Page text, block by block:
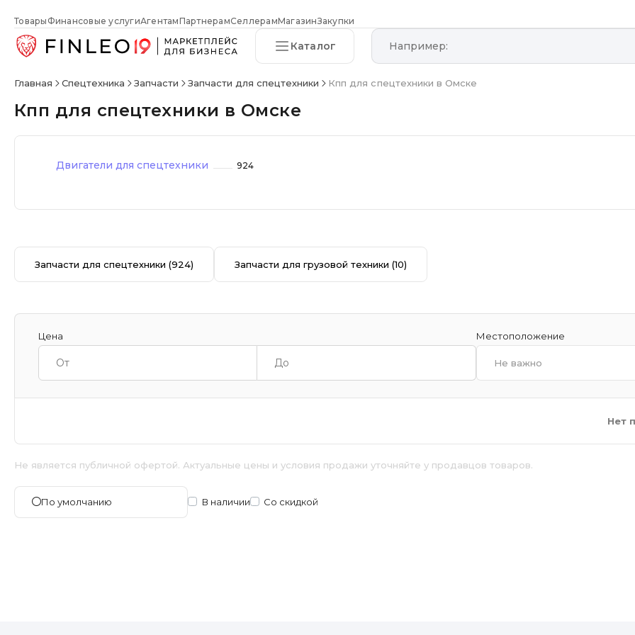
Товары Финансовые услугиАгентамПартнерамСеллерамМагазинЗакупки
Каталог
Главная Спецтехника Запчасти Запчасти для спецтехники Кпп для спецтехники в Омске
Кпп для спецтехники в Омске
Двигатели для спецтехники 924
Запчасти для спецтехники(924) Запчасти для грузовой техники(10)
Цена Местоположение
Не важно
Нет
Не является публичной офертой. Актуальные цены и условия продажи уточняйте у продавцов товаров.
По умолчанию В наличии Со скидкой